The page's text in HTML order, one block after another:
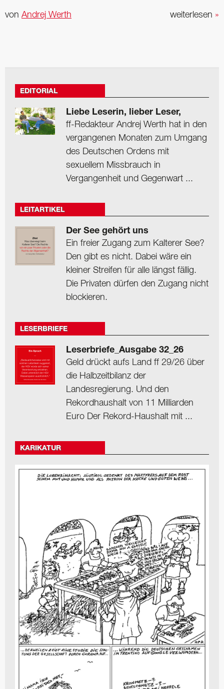
weiterlesen »
von Andrej Werth
EDITORIAL
Liebe Leserin, lieber Leser,
ff-Redakteur Andrej Werth hat in den
vergangenen Monaten zum Umgang
des Deutschen Ordens mit
sexuellem Missbrauch in
Vergangenheit und Gegenwart ...
LEITARTIKEL
Der See gehört uns
Ein freier Zugang zum Kalterer See?
Den gibt es nicht. Dabei wäre ein
kleiner Streifen für alle längst fällig.
Die Privaten dürfen den Zugang nicht
blockieren.
LESERBRIEFE
Leserbriefe_Ausgabe 32_26
Geld drückt aufs Land ff 29/26 über
die Halbzeitbilanz der
Landesregierung. Und den
Rekordhaushalt von 11 Milliarden
Euro Der Rekord-Haushalt mit ...
KARIKATUR